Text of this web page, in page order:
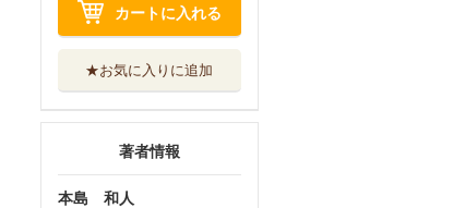
カートに入れる
★お気に入りに追加
著者情報
本島 和人